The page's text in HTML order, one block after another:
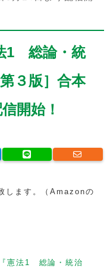
1 総論・統
３版］合本
開始！
します。（Amazonの
『憲法1 総論・統治